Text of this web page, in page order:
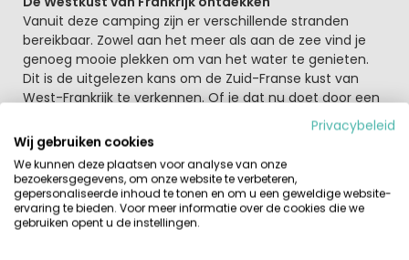
Vanuit deze camping zijn er verschillende stranden
bereikbaar. Zowel aan het meer als aan de zee vind je
genoeg mooie plekken om van het water te genieten.
Dit is de uitgelezen kans om de Zuid-Franse kust van
West-Frankrijk te verkennen. Of je dat nu doet door een
tochtje met de boot te maken of een middagje aan het
strand te liggen. Als je bereid bent om iets verder te
rijden, is een bezoekje aan Bordeaux een aanrader. Deze
toeristische stad is onder andere bekend vanwege de
wijn en de sfeervolle historische binnenstad.
Genieten van zon, zee en natuur
Privacybeleid
Wij gebruiken cookies
We kunnen deze plaatsen voor analyse van onze
bezoekersgegevens, om onze website te verbeteren,
gepersonaliseerde inhoud te tonen en om u een geweldige website-
ervaring te bieden. Voor meer informatie over de cookies die we
gebruiken opent u de instellingen.